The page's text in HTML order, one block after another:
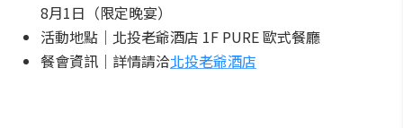
8月1日（限定晚宴）
活動地點｜北投老爺酒店 1F PURE 歐式餐廳
餐會資訊｜詳情請洽北投老爺酒店